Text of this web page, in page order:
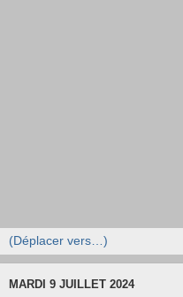
MARDI 9 JUILLET 2024